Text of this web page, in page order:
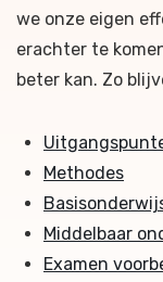
we onze eigen
erachter te
beter kan. Zo
Methodes
Middelbaar
Examen